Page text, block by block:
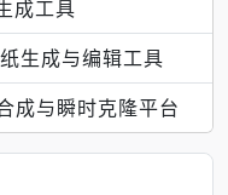
成工具
生成与编辑工具
成与瞬时克隆平台